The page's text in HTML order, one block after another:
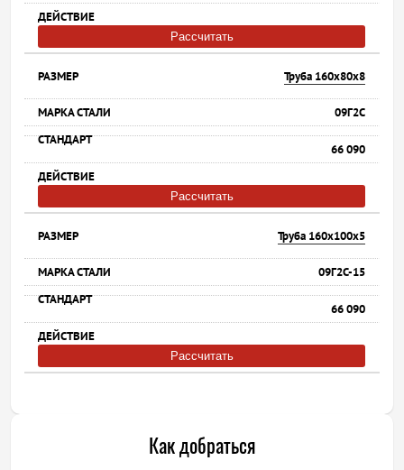
Рассчитать
Труба 160х80х8
09Г2С
66 090
Рассчитать
Труба 160х100х5
09Г2С-15
66 090
Рассчитать
Как добраться